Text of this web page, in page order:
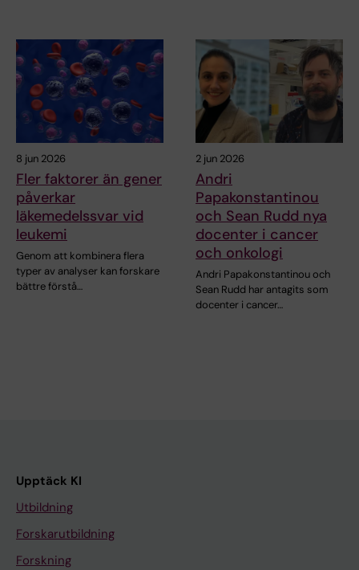
8 jun 2026
Fler faktorer än gener
påverkar
läkemedelssvar vid
leukemi
Genom att kombinera flera
typer av analyser kan forskare
bättre förstå…
2 jun 2026
Andri
Papakonstantinou
och Sean Rudd nya
docenter i cancer
och onkologi
Andri Papakonstantinou och
Sean Rudd har antagits som
docenter i cancer…
Upptäck KI
Utbildning
Forskarutbildning
Forskning